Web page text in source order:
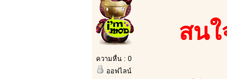
ความหื่น : 0
ออฟไลน์
สน